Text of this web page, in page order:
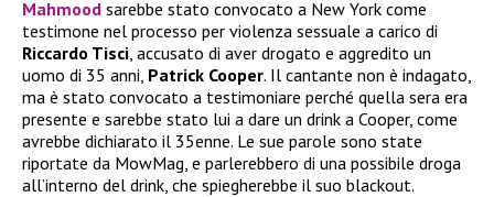
Mahmood sarebbe stato convocato a New York come
testimone nel processo per violenza sessuale a carico di
Riccardo Tisci , accusato di aver drogato e aggredito un
uomo di 35 anni, Patrick Cooper. Il cantante non è indagato,
ma è stato convocato a testimoniare perché quella sera era
presente e sarebbe stato lui a dare un drink a Cooper, come
avrebbe dichiarato il 35enne. Le sue parole sono state
riportate da MowMag, e parlerebbero di una possibile droga
all’interno del drink, che spiegherebbe il suo blackout.